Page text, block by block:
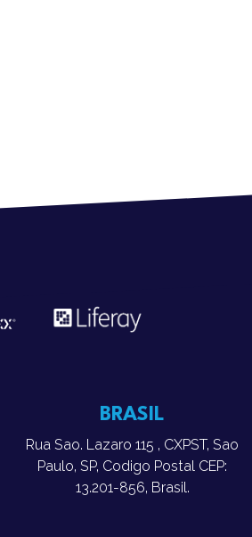
BRASIL
Rua Sao. Lazaro 115 , CXPST, Sao
Paulo, SP, Codigo Postal CEP:
13.201-856, Brasil.